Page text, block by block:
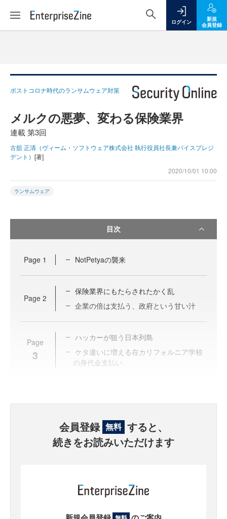
ログイン
新規
会員登録
ポストコロナ時代のランサムウェア対策
メルクの悪夢、変わる保険業界
連載 第3回
古舘 正清（ヴィーム・ソフトウェア株式会社 執行役員社長兼バイスプレジ
デント） [著]
2020/10/01 10:00
ランサムウェア
目次
Page 1 NotPetyaの襲来
Page 2
保険業界にもたらされたかく乱
企業の倍は支払う、政府という甘い汁
Page
3
ハッカーが狙う日本列島
ケタ違いに増える在カリフォルニア学校
の身代金支払い
会員登録 無料 すると、
続きをお読みいただけます